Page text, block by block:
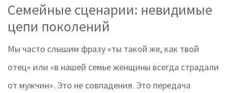
Семейные сценарии: невидимые
цепи поколений
Мы часто слышим фразу «ты такой же, как твой
отец» или «в нашей семье женщины всегда страдали
от мужчин». Это не совпадения. Это передача